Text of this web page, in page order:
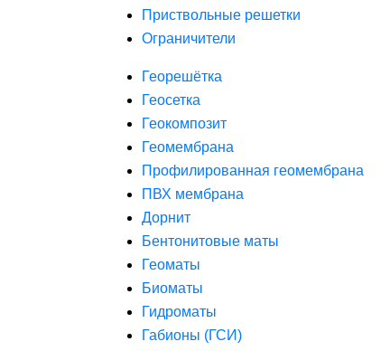
Приствольные решетки
Ограничители
Георешётка
Геосетка
Геокомпозит
Геомембрана
Профилированная геомембрана
ПВХ мембрана
Дорнит
Бентонитовые маты
Геоматы
Биоматы
Гидроматы
Габионы (ГСИ)